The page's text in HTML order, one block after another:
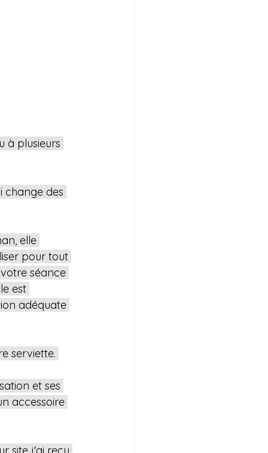
à plusieurs
change des
elle
pour tout
séance
est
adéquate
serviette.
et ses
accessoire